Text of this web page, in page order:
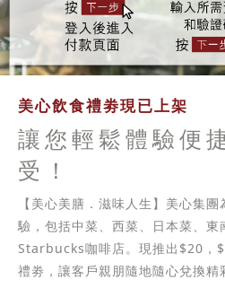
美心飲食禮劵現已上架
讓您輕鬆體驗便
受！
【美心美膳．滋味人生】美心集
驗，包括中菜、西菜、日本菜、東
Starbucks咖啡店。現推出$20，
禮劵，讓客戶親朋隨地隨心兌換精